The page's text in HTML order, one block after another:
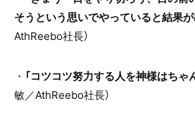
そうという思いでやっていると結果が
AthReebo社長）
・ 「コツコツ努力する人を神様はちゃ
敏／AthReebo社長）